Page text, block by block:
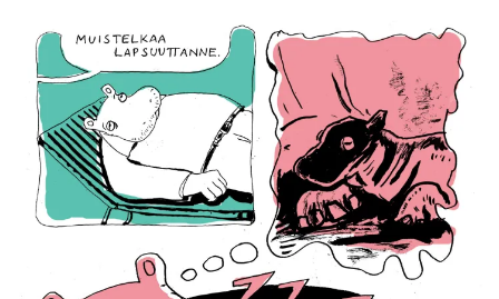
Tanssi
Sarjakuva
Sámegillii
Pääkirjoitus
Paperilehdestä
Oulu2026
Näyttelyt
Musiikki
Levyt
Kuvataide